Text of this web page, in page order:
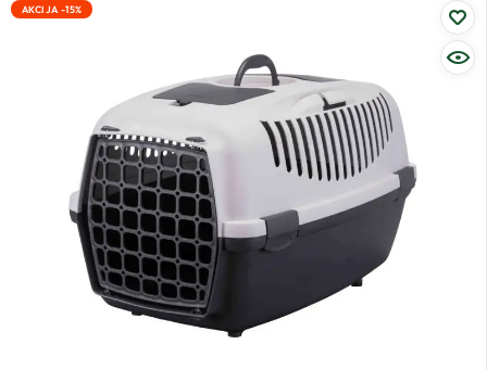
AKCIJA -15%